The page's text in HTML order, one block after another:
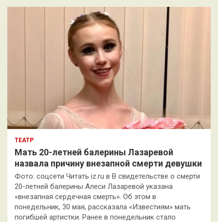
к
ТЕАТР
Мать 20-летней балерины Лазаревой
назвала причину внезапной смерти девушки
Фото: соцсети Читать iz.ru в В свидетельстве о смерти
20-летней балерины Алеси Лазаревой указана
«внезапная сердечная смерть». Об этом в
понедельник, 30 мая, рассказала «Известиям» мать
погибшей артистки. Ранее в понедельник стало